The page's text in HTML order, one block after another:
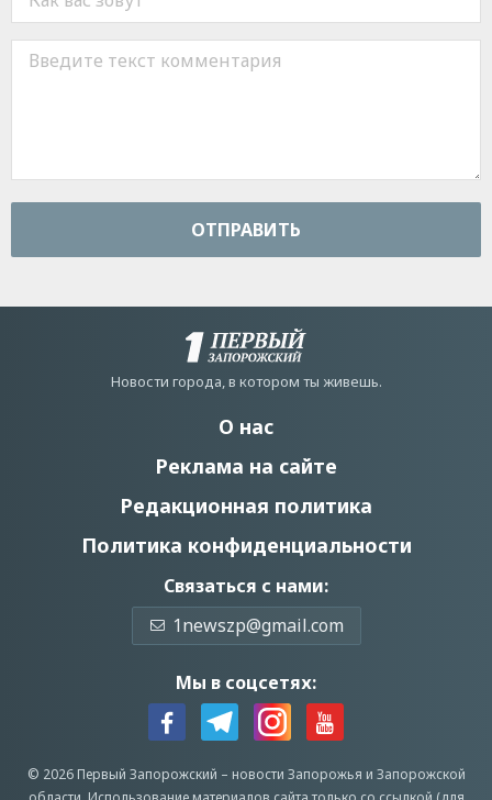
ОТПРАВИТЬ
Новости города, в котором ты живешь.
О нас
Реклама на сайте
Редакционная политика
Политика конфиденциальности
Связаться с нами:
1newszp@gmail.com
Мы в соцсетях:
© 2026 Первый Запорожский – новости Запорожья и Запорожской